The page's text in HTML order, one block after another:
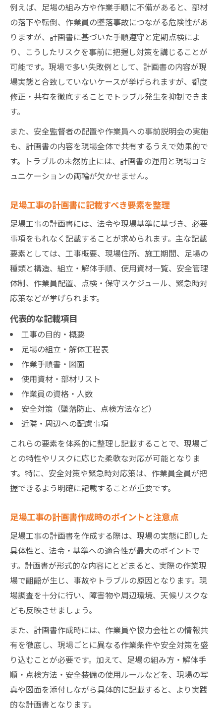
例えば、足場の組み方や作業手順に不備があると、部材
の落下や転倒、作業員の墜落事故につながる危険性があ
りますが、計画書に基づいた手順遵守と定期点検によ
り、こうしたリスクを事前に把握し対策を講じることが
可能です。現場で多い失敗例として、計画書の内容が現
場実態と合致していないケースが挙げられますが、都度
修正・共有を徹底することでトラブル発生を抑制できま
す。
また、安全監督者の配置や作業員への事前説明会の実施
も、計画書の内容を現場全体で共有するうえで効果的で
す。トラブルの未然防止には、計画書の運用と現場コミ
ュニケーションの両輪が欠かせません。
足場工事の計画書に記載すべき要素を整理
足場工事の計画書には、法令や現場基準に基づき、必要
事項をもれなく記載することが求められます。主な記載
要素としては、工事概要、現場住所、施工期間、足場の
種類と構造、組立・解体手順、使用資材一覧、安全管理
体制、作業員配置、点検・保守スケジュール、緊急時対
応策などが挙げられます。
代表的な記載項目
工事の目的・概要
足場の組立・解体工程表
作業手順書・図面
使用資材・部材リスト
作業員の資格・人数
安全対策（墜落防止、点検方法など）
近隣・周辺への配慮事項
これらの要素を体系的に整理し記載することで、現場ご
との特性やリスクに応じた柔軟な対応が可能となりま
す。特に、安全対策や緊急時対応策は、作業員全員が把
握できるよう明確に記載することが重要です。
足場工事の計画書作成時のポイントと注意点
足場工事の計画書を作成する際は、現場の実態に即した
具体性と、法令・基準への適合性が最大のポイントで
す。計画書が形式的な内容にとどまると、実際の作業現
場で齟齬が生じ、事故やトラブルの原因となります。現
場調査を十分に行い、障害物や周辺環境、天候リスクな
ども反映させましょう。
また、計画書作成時には、作業員や協力会社との情報共
有を徹底し、現場ごとに異なる作業条件や安全対策を盛
り込むことが必要です。加えて、足場の組み方・解体手
順・点検方法・安全装備の使用ルールなどを、現場の写
真や図面を添付しながら具体的に記載すると、より実践
的な計画書となります。